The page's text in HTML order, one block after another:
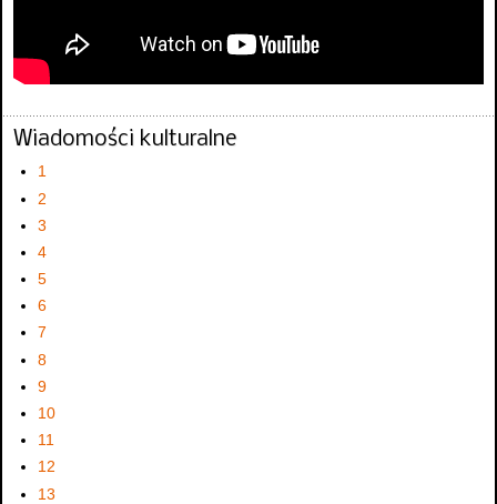
Wiadomości kulturalne
1
2
3
4
5
6
7
8
9
10
11
12
13